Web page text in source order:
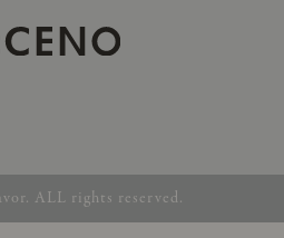
ALL rights reserved.